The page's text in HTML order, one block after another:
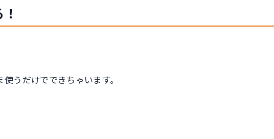
うだけでできちゃいます。